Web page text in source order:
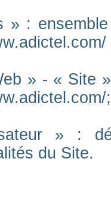
» :
» - « Site
;
» :
du Site.